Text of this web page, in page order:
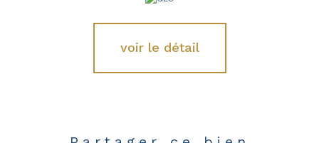
voir le détail